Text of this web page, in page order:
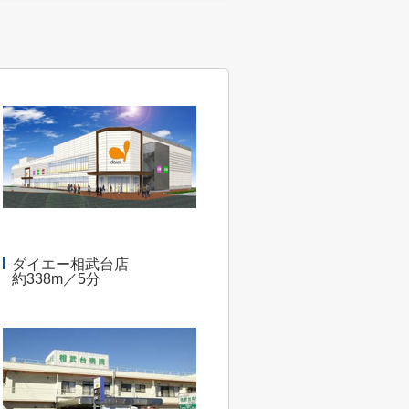
ダイエー相武台店
約338m／5分